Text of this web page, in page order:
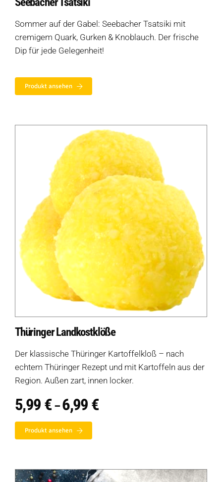
Sommer auf der Gabel: Seebacher Tsatsiki mit
cremigem Quark, Gurken & Knoblauch. Der frische
Dip für jede Gelegenheit!
Produkt ansehen
Thüringer Landkostklöße
Der klassische Thüringer Kartoffelkloß – nach
echtem Thüringer Rezept und mit Kartoffeln aus der
Region. Außen zart, innen locker.
5,99 € –6,99 €Preisspanne:
5,99 €
Produkt ansehen